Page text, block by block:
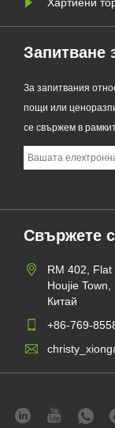
Хартиени
Запитване
За запитвания
пощи или
се свържем в
Свържете
RM 402, Flat
Houjie Town,
Китай
+86-769-